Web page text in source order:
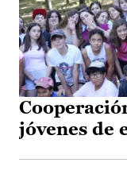
jóvenes de